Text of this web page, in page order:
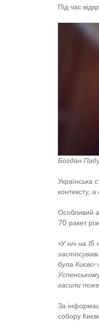
Під час
Богдан
Українська
контексту,
Особливий
70 ракет
«У ніч на
була
гасили
За
собору